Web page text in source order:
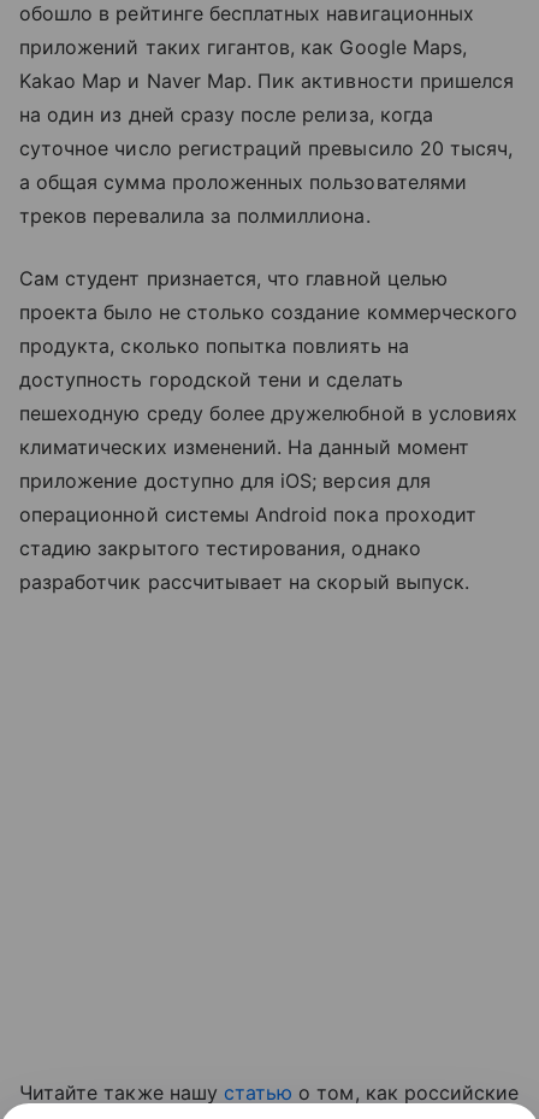
обошло в рейтинге бесплатных навигационных
приложений таких гигантов, как Google Maps,
Kakao Map и Naver Map. Пик активности пришелся
на один из дней сразу после релиза, когда
суточное число регистраций превысило 20 тысяч,
а общая сумма проложенных пользователями
треков перевалила за полмиллиона.
Сам студент признается, что главной целью
проекта было не столько создание коммерческого
продукта, сколько попытка повлиять на
доступность городской тени и сделать
пешеходную среду более дружелюбной в условиях
климатических изменений. На данный момент
приложение доступно для iOS; версия для
операционной системы Android пока проходит
стадию закрытого тестирования, однако
разработчик рассчитывает на скорый выпуск.
Читайте также нашу статью о том, как российские